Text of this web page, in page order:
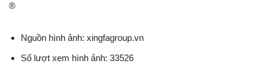
®
Nguồn hình ảnh: xingfagroup.vn
Số lượt xem hình ảnh: 33526